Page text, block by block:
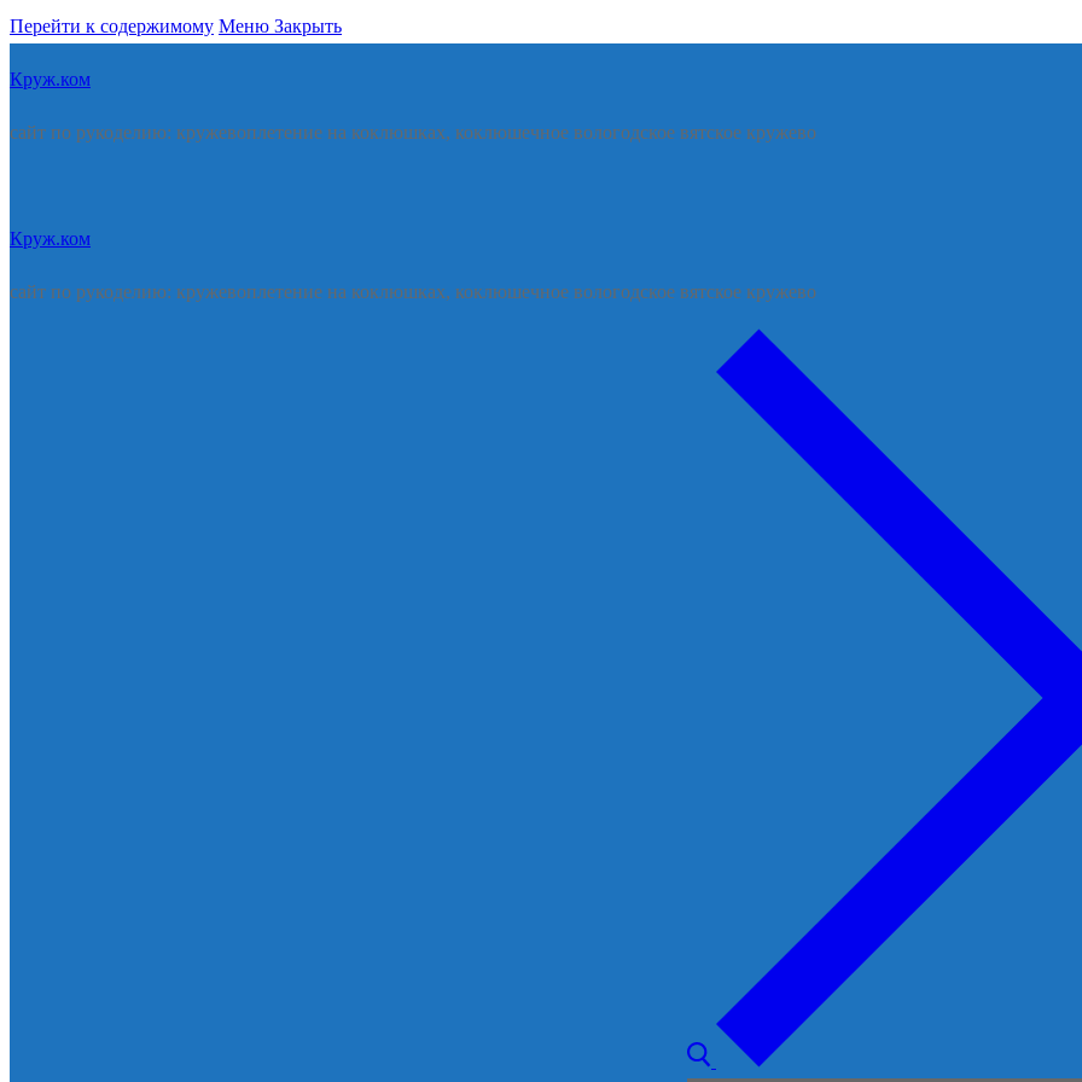
Перейти к содержимому Меню Закрыть
Круж.ком
сайт по рукоделию: кружевоплетение на коклюшках, коклюшечное вологодское вятское кружево
Круж.ком
сайт по рукоделию: кружевоплетение на коклюшках, коклюшечное вологодское вятское кружево